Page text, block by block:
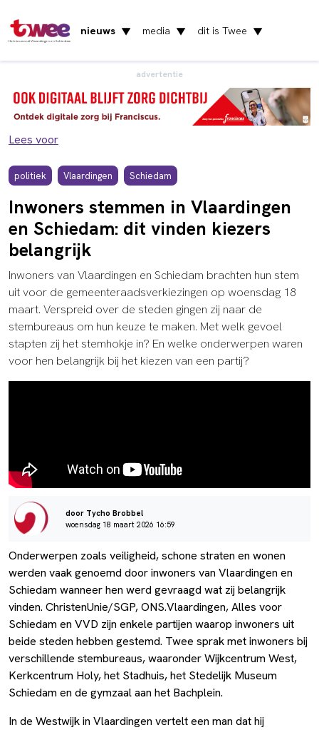
Het nieuws uit Vlaardingen en Schiedam
nieuws ▼ media ▼ dit is Twee ▼
advertentie
Lees voor
politiek Vlaardingen Schiedam
Inwoners stemmen in Vlaardingen
en Schiedam: dit vinden kiezers
belangrijk
Inwoners van Vlaardingen en Schiedam brachten hun stem
uit voor de gemeenteraadsverkiezingen op woensdag 18
maart. Verspreid over de steden gingen zij naar de
stembureaus om hun keuze te maken. Met welk gevoel
stapten zij het stemhokje in? En welke onderwerpen waren
voor hen belangrijk bij het kiezen van een partij?
door Tycho Brobbel
woensdag 18 maart 2026 16:59
Onderwerpen zoals veiligheid, schone straten en wonen
werden vaak genoemd door inwoners van Vlaardingen en
Schiedam wanneer hen werd gevraagd wat zij belangrijk
vinden. ChristenUnie/SGP, ONS.Vlaardingen, Alles voor
Schiedam en VVD zijn enkele partijen waarop inwoners uit
beide steden hebben gestemd. Twee sprak met inwoners bij
verschillende stembureaus, waaronder Wijkcentrum West,
Kerkcentrum Holy, het Stadhuis, het Stedelijk Museum
Schiedam en de gymzaal aan het Bachplein.
In de Westwijk in Vlaardingen vertelt een man dat hij